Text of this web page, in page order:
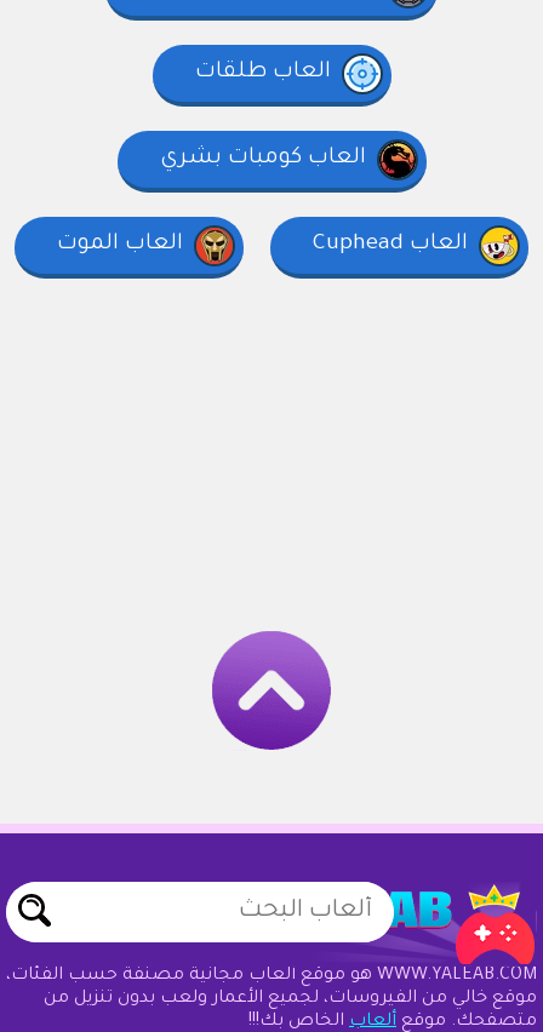
العاب طلقات
العاب كومبات بشري
العاب Cuphead العاب الموت
WWW.YALEAB.COM هو موقع ألعاب مجانية مصنفة حسب الفئات،
موقع خالي من الفيروسات، لجميع الأعمار ولعب بدون تنزيل من
متصفحك. موقع ألعاب الخاص بك!!!